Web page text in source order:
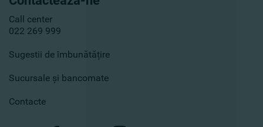
Call center
022 269 999
Sugestii de îmbunătățire
Sucursale și bancomate
Contacte